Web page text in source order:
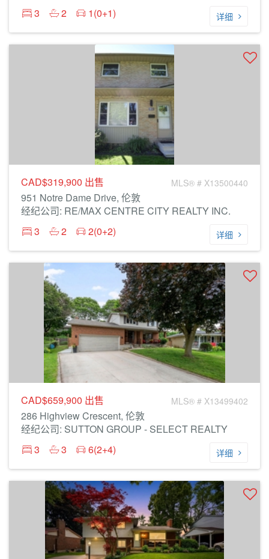
3
2 1(0+1) 详细
CAD$319,900 出售 MLS® # X13500440
951 Notre Dame Drive, 伦敦
经纪公司: RE/MAX CENTRE CITY REALTY INC.
3
2 2(0+2) 详细
CAD$659,900 出售 MLS® # X13499402
286 Highview Crescent, 伦敦
经纪公司: SUTTON GROUP - SELECT REALTY
3
3 6(2+4) 详细